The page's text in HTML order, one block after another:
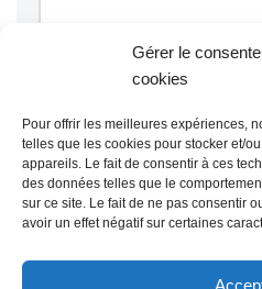
Gérer le
cookies
Pour offrir les meilleures expériences,
telles que les cookies pour stocker et/
appareils. Le fait de consentir à ces
des données telles que le
sur ce site. Le fait de ne pas consentir
avoir un effet négatif sur certaines